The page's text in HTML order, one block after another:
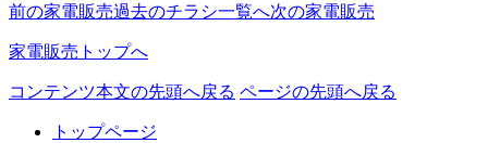
前の家電販売過去のチラシ一覧へ次の家電販売
家電販売トップへ
コンテンツ本文の先頭へ戻る ページの先頭へ戻る
トップページ